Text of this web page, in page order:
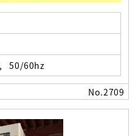
50/60hz
No.2709